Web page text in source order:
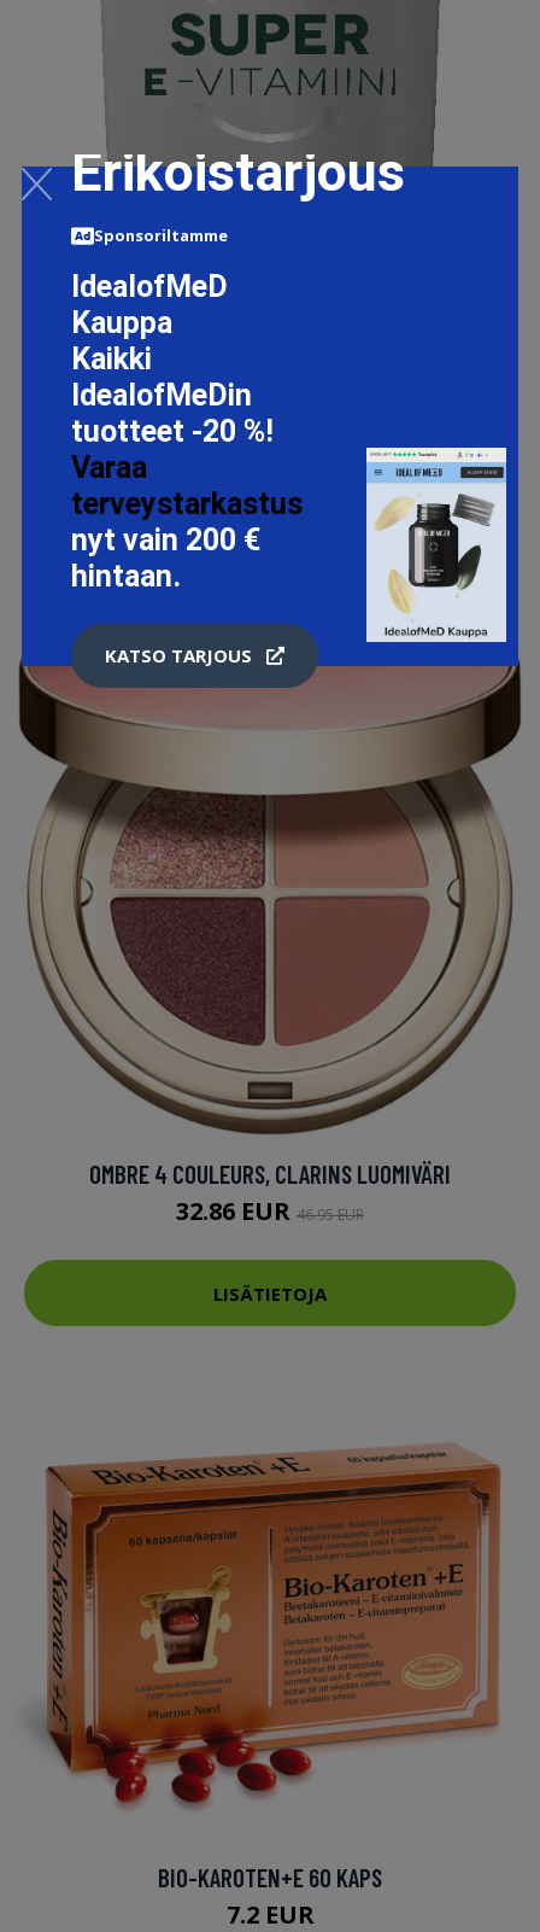
SUPER E-VITAMIINI 60 KAPS
21.1 EUR
OMBRE 4 COULEURS, CLARINS LUOMIVÄRI
32.86 EUR 46.95 EUR
LISÄTIETOJA
BIO-KAROTEN+E 60 KAPS
7.2 EUR
Erikoistarjous
Sponsoriltamme
IdealofMeD
Kauppa
Kaikki
IdealofMeDin
tuotteet -20 %!
Varaa
terveystarkastus
nyt vain 200 €
hintaan.
KATSO TARJOUS